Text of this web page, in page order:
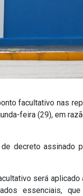
facultativo nas
feira (29), em
decreto assinado
será
essenciais,